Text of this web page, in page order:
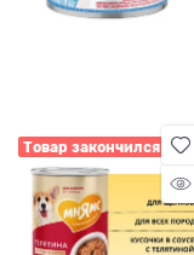
Товар закончился